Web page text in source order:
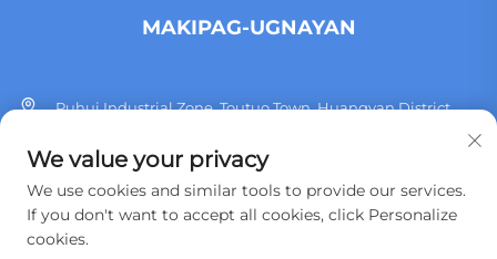
MAKIPAG-UGNAYAN
Puhui Industrial Zone, Toutuo Town, Huangyan District,
+86 13515760932
[email protected]
We value your privacy
We use cookies and similar tools to provide our services.
If you don't want to accept all cookies, click Personalize
cookies.